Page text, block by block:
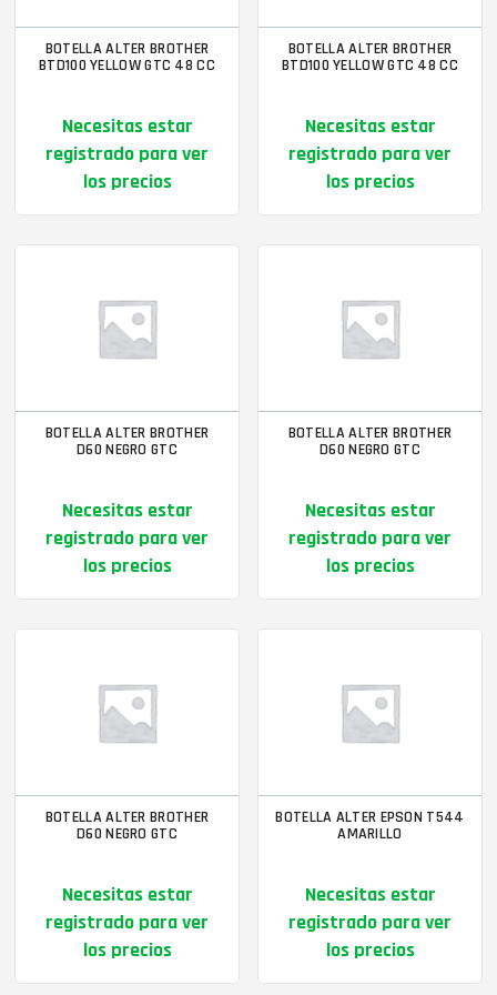
BOTELLA ALTER BROTHER
BTD100 YELLOW GTC 48 CC
Necesitas estar
registrado para ver
los precios
BOTELLA ALTER BROTHER
BTD100 YELLOW GTC 48 CC
Necesitas estar
registrado para ver
los precios
BOTELLA ALTER BROTHER
D60 NEGRO GTC
Necesitas estar
registrado para ver
los precios
BOTELLA ALTER BROTHER
D60 NEGRO GTC
Necesitas estar
registrado para ver
los precios
BOTELLA ALTER BROTHER
D60 NEGRO GTC
Necesitas estar
registrado para ver
los precios
BOTELLA ALTER EPSON T544
AMARILLO
Necesitas estar
registrado para ver
los precios